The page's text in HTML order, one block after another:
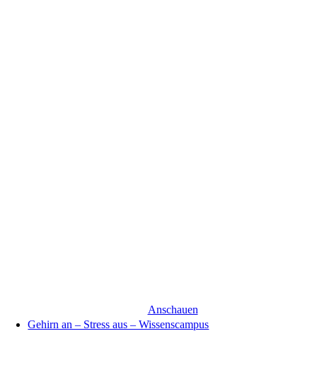
Anschauen
Gehirn an – Stress aus – Wissenscampus